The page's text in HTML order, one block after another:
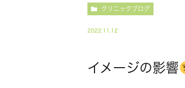
クリニックブログ
2022.11.12
イメージの影響